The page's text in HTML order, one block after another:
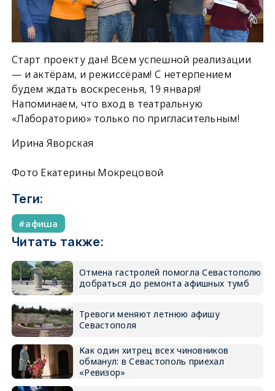
Старт проекту дан! Всем успешной реализации
— и актёрам, и режиссёрам! С нетерпением
будем ждать воскресенья, 19 января!
Напоминаем, что вход в театральную
«Лабораторию» только по пригласительным!
Ирина Яворская
Фото Екатерины Мокрецовой
Теги:
афиша
Читать также:
Отмена гастролей помогла Севастополю
добраться до ремонта афишных тумб
Тревоги меняют летнюю афишу
Севастополя
Как один хитрец всех чиновников
обманул: в Севастополь приехал
«Ревизор»